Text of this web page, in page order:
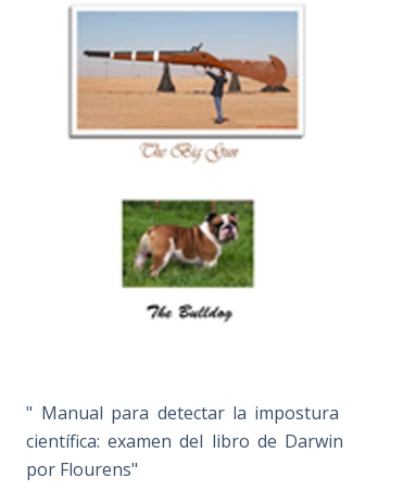
" Manual para detectar la impostura
científica: examen del libro de Darwin
por Flourens"